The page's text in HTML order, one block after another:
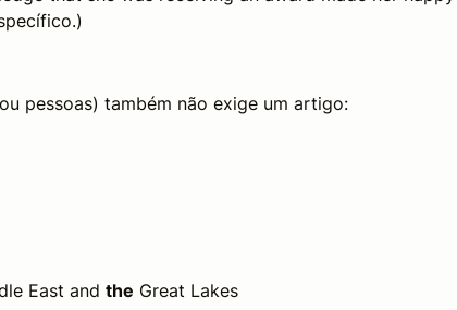
pessoas) também não exige um artigo:
East and the Great Lakes